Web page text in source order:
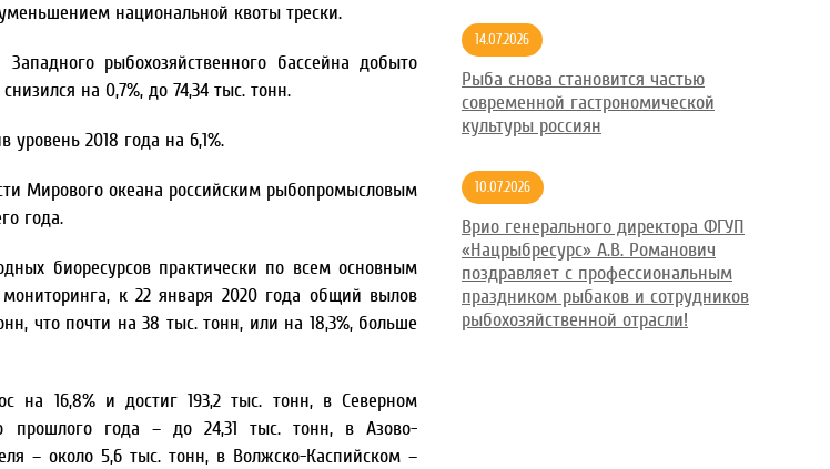
национальной квоты трески.
рыбохозяйственного бассейна добыто
на 0,7%, до 74,34 тыс. тонн.
2018 года на 6,1%.
Мирового океана российским рыбопромысловым
года.
биоресурсов практически по всем основным
к 22 января 2020 года общий вылов
что почти на 38 тыс. тонн, или на 18,3%, больше
на 16,8% и достиг 193,2 тыс. тонн, в Северном
прошлого года – до 24,31 тыс. тонн, в Азово-
– около 5,6 тыс. тонн, в Волжско-Каспийском –
14.07.2026
Рыба снова становится частью
современной гастрономической
культуры россиян
10.07.2026
Врио генерального директора ФГУП
«Нацрыбресурс» А.В. Романович
поздравляет с профессиональным
праздником рыбаков и сотрудников
рыбохозяйственной отрасли!